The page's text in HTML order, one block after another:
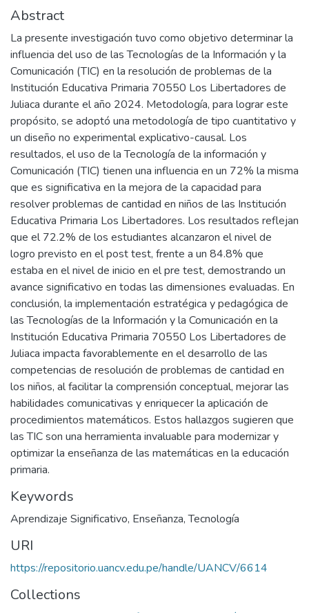
Abstract
La presente investigación tuvo como objetivo determinar la
influencia del uso de las Tecnologías de la Información y la
Comunicación (TIC) en la resolución de problemas de la
Institución Educativa Primaria 70550 Los Libertadores de
Juliaca durante el año 2024. Metodología, para lograr este
propósito, se adoptó una metodología de tipo cuantitativo y
un diseño no experimental explicativo-causal. Los
resultados, el uso de la Tecnología de la información y
Comunicación (TIC) tienen una influencia en un 72% la misma
que es significativa en la mejora de la capacidad para
resolver problemas de cantidad en niños de las Institución
Educativa Primaria Los Libertadores. Los resultados reflejan
que el 72.2% de los estudiantes alcanzaron el nivel de
logro previsto en el post test, frente a un 84.8% que
estaba en el nivel de inicio en el pre test, demostrando un
avance significativo en todas las dimensiones evaluadas. En
conclusión, la implementación estratégica y pedagógica de
las Tecnologías de la Información y la Comunicación en la
Institución Educativa Primaria 70550 Los Libertadores de
Juliaca impacta favorablemente en el desarrollo de las
competencias de resolución de problemas de cantidad en
los niños, al facilitar la comprensión conceptual, mejorar las
habilidades comunicativas y enriquecer la aplicación de
procedimientos matemáticos. Estos hallazgos sugieren que
las TIC son una herramienta invaluable para modernizar y
optimizar la enseñanza de las matemáticas en la educación
primaria.
Keywords
Aprendizaje Significativo, Enseñanza,Tecnología
URI
https://repositorio.uancv.edu.pe/handle/UANCV/6614
Collections